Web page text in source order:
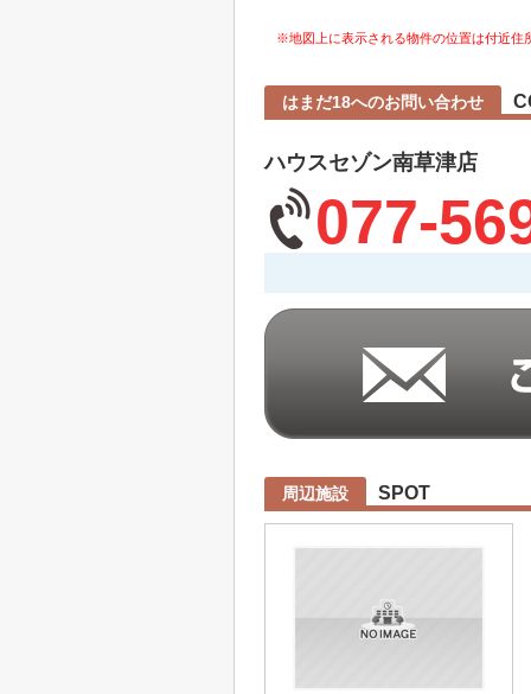
※地図上に表示される物件の位置は付近住
はまだ18へのお問い合わせ
ハウスセゾン南草津店
077-
周辺施設 SPOT